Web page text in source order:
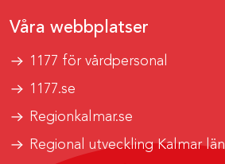
Våra webbplatser
1177 för vårdpersonal
1177.se
Regionkalmar.se
Regional utveckling Kalmar län